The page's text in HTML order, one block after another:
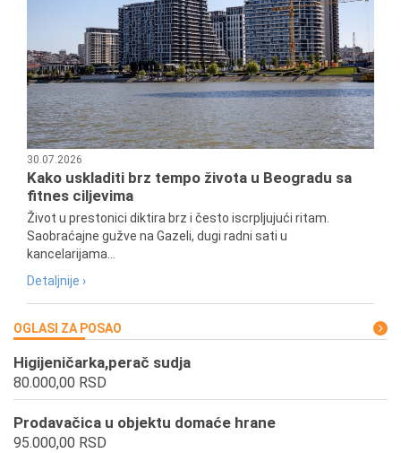
30.07.2026
Kako uskladiti brz tempo života u Beogradu sa
fitnes ciljevima
Život u prestonici diktira brz i često iscrpljujući ritam.
Saobraćajne gužve na Gazeli, dugi radni sati u
kancelarijama...
Detaljnije ›
OGLASI ZA POSAO
Higijeničarka,perač sudja
80.000,00 RSD
Prodavačica u objektu domaće hrane
95.000,00 RSD